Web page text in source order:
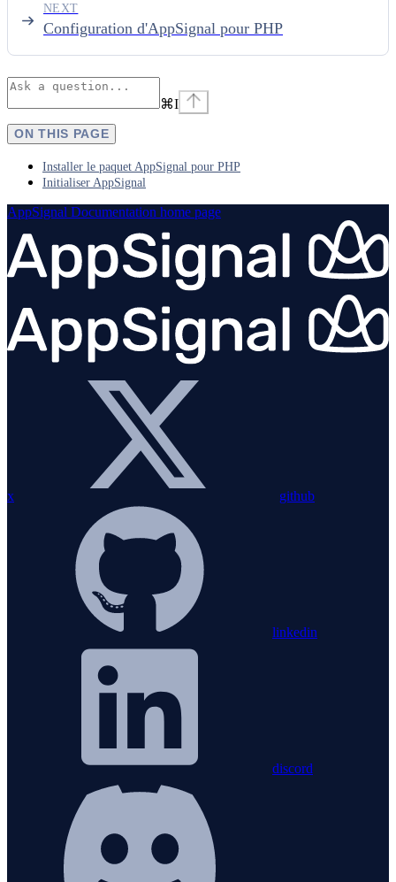
Configuration d'AppSignal pour PHP
NEXT
⌘I
ON THIS PAGE
Installer le paquet AppSignal pour PHP
Initialiser AppSignal
AppSignal Documentation home page
x github
linkedin
discord